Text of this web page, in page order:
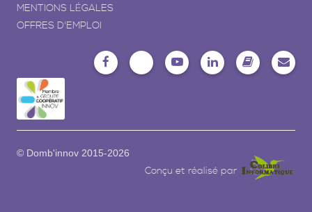
MENTIONS LÉGALES
OFFRES D'EMPLOI
© Domb'innov 2015-2026
Conçu et réalisé par